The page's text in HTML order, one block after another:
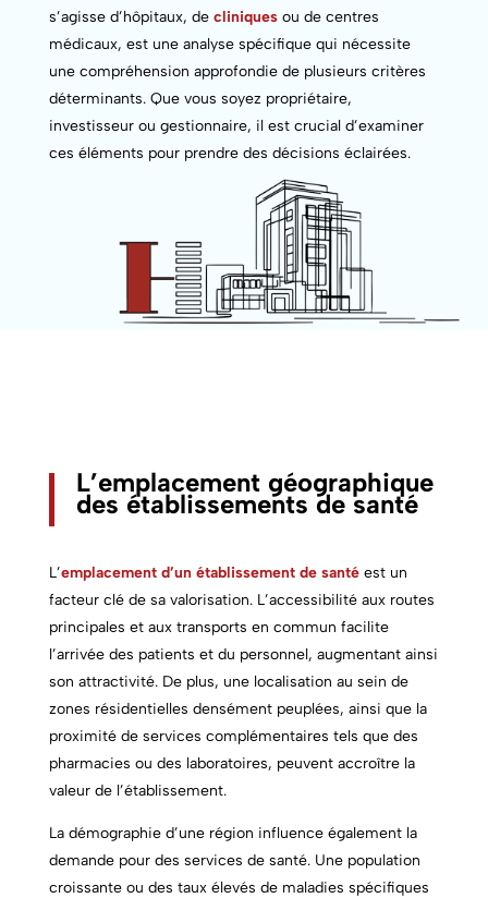
s’agisse d’hôpitaux, de cliniques ou de centres
médicaux, est une analyse spécifique qui nécessite
une compréhension approfondie de plusieurs critères
déterminants. Que vous soyez propriétaire,
investisseur ou gestionnaire, il est crucial d’examiner
ces éléments pour prendre des décisions éclairées.
L’emplacement géographique
des établissements de santé
L’emplacement d’un établissement de santéest un
facteur clé de sa valorisation. L’accessibilité aux routes
principales et aux transports en commun facilite
l’arrivée des patients et du personnel, augmentant ainsi
son attractivité. De plus, une localisation au sein de
zones résidentielles densément peuplées, ainsi que la
proximité de services complémentaires tels que des
pharmacies ou des laboratoires, peuvent accroître la
valeur de l’établissement.
La démographie d’une région influence également la
demande pour des services de santé. Une population
croissante ou des taux élevés de maladies spécifiques